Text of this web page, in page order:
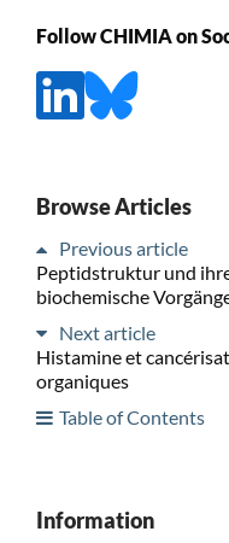
Follow CHIMIA on
Browse Articles
Previous article
Peptidstruktur und
biochemische
Next article
Histamine et
organiques
Table of Contents
Information